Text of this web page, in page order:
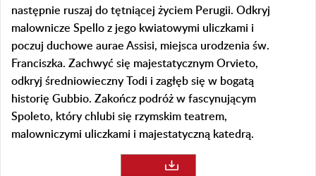
następnie ruszaj do tętniącej życiem Perugii. Odkryj
malownicze Spello z jego kwiatowymi uliczkami i
poczuj duchowe aurae Assisi, miejsca urodzenia św.
Franciszka. Zachwyć się majestatycznym Orvieto,
odkryj średniowieczny Todi i zagłęb się w bogatą
historię Gubbio. Zakończ podróż w fascynującym
Spoleto, który chlubi się rzymskim teatrem,
malowniczymi uliczkami i majestatyczną katedrą.